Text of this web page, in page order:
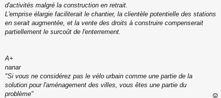
d'activités malgré la construction en retrait.
L'emprise élargie faciliterait le chantier, la clientèle potentielle des stations
en serait augmentée, et la vente des droits à construire compenserait
partiellement le surcoût de l'enterrement.
A+
nanar
"Si vous ne considérez pas le vélo urbain comme une partie de la
solution pour l'aménagement des villes, vous êtes une partie du
problème"